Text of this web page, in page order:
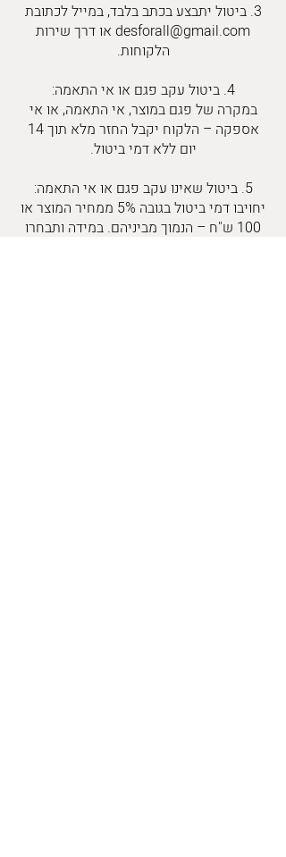
3. ביטול יתבצע בכתב בלבד, במייל לכתובת
desforall@gmail.com או דרך שירות
הלקוחות.
4. ביטול עקב פגם או אי התאמה:
במקרה של פגם במוצר, אי התאמה, או אי
אספקה – הלקוח יקבל החזר מלא תוך 14
יום ללא דמי ביטול.
5. ביטול שאינו עקב פגם או אי התאמה:
יחויבו דמי ביטול בגובה 5% ממחיר המוצר או
100 ש"ח – הנמוך מביניהם. במידה ותבחרו